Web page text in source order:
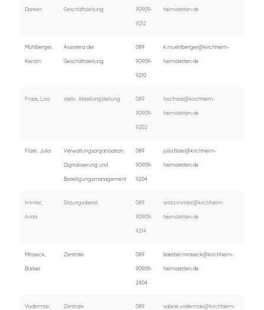
Doreen Geschäftsleitung 90909-
9212
heimstetten.de
Mühlberger,
Kerstin
Assistenz der
Geschäftsleitung
089
90909-
9210
k.muehlberger@kirchheim-
heimstetten.de
Fraas, Lisa stellv. Abteilungsleitung 089
90909-
9202
lisa.fraas@kirchheim-
heimstetten.de
Filzer, Julia Verwaltungsorganisation,
Digitalisierung und
Beteiligungsmanagement
089
90909-
9204
julia.filzer@kirchheim-
heimstetten.de
Immler,
Anita
Sitzungsdienst 089
90909-
9214
anita.immler@kirchheim-
heimstetten.de
Mraseck,
Bärbel
Zentrale 089
90909-
2404
baerbel.mraseck@kirchheim-
heimstetten.de
Vodermair, Zentrale 089 sabine.vodermair@kirchheim-